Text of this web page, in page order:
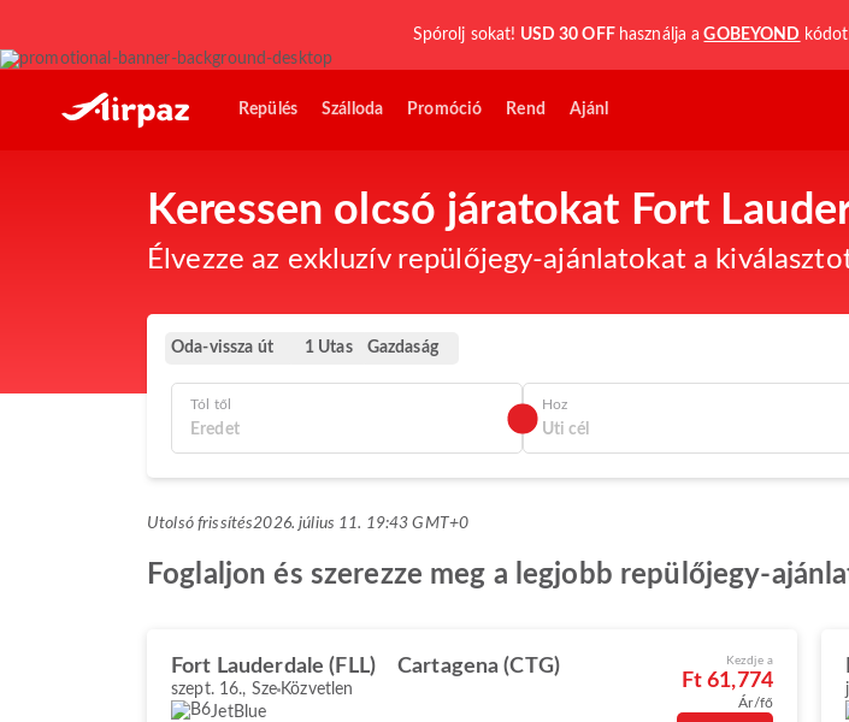
Spórolj sokat! USD 30 OFF használja a GOBEYOND
Repülés Szálloda Promóció Rend Ajánl
Keressen olcsó járatokat Fort
Élvezze az exkluzív repülőjegy-ajánlatokat a
Oda-vissza út 1 Utas Gazdaság
Tól től Hoz
Utolsó frissítés2026. július 11. 19:43 GMT+0
Foglaljon és szerezze meg a legjobb repülőjegy-
Fort Lauderdale (FLL) Cartagena (CTG)
szept. 16., Sze Közvetlen
JetBlue
Kezdje a
Ft 61,774
Ár/fő